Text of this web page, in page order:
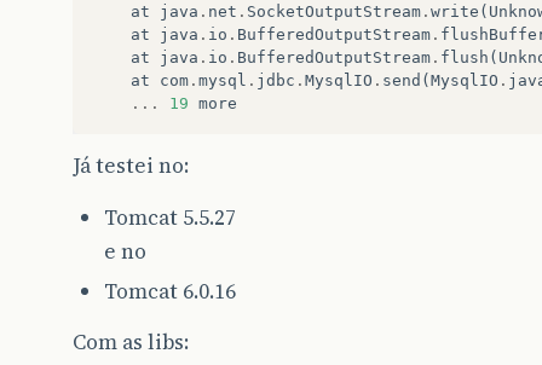
at
java . net . SocketOutputStream . write (
at
java . io . BufferedOutputStream .
at
java . io . BufferedOutputStream . flush (
at
com . mysql . jdbc . MysqlIO . send ( MysqlIO .
...
19 more
Já testei no:
Tomcat 5.5.27
e no
Tomcat 6.0.16
Com as libs: